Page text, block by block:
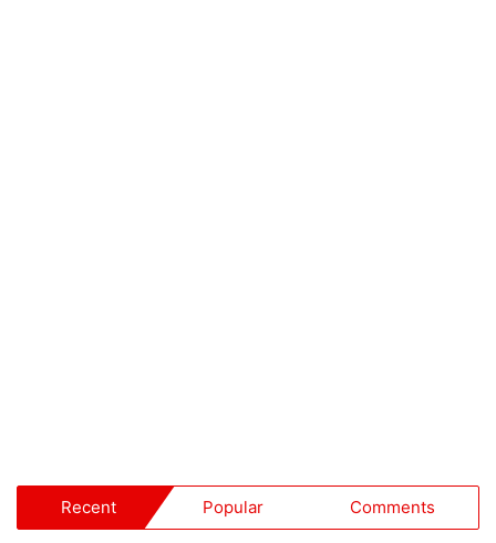
Recent Popular Comments